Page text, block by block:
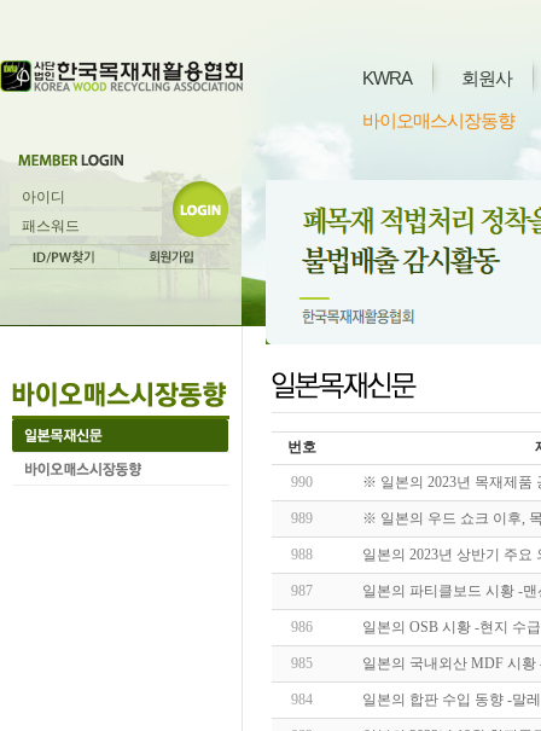
KWRA 회원사
바이오매스시장동향
번호
990 ※ 일본의 2023년 목재제품
989 ※ 일본의 우드 쇼크 이후,
988 일본의 2023년 상반기 주
987 일본의 파티클보드 시황 -
986 일본의 OSB 시황 -현지 수
985 일본의 국내외산 MDF 시
984 일본의 합판 수입 동향 -말